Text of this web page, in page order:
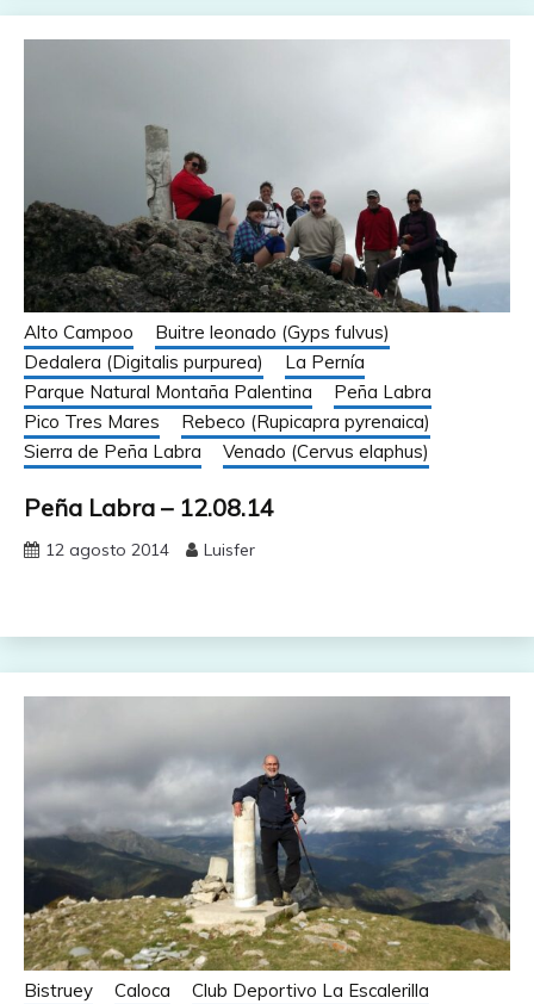
Alto Campoo
Buitre leonado (Gyps fulvus)
Dedalera (Digitalis purpurea)
La Pernía
Parque Natural Montaña Palentina
Peña Labra
Pico Tres Mares
Rebeco (Rupicapra pyrenaica)
Sierra de Peña Labra
Venado (Cervus elaphus)
Peña Labra – 12.08.14
12 agosto 2014 Luisfer
Bistruey Caloca
Club Deportivo La Escalerilla